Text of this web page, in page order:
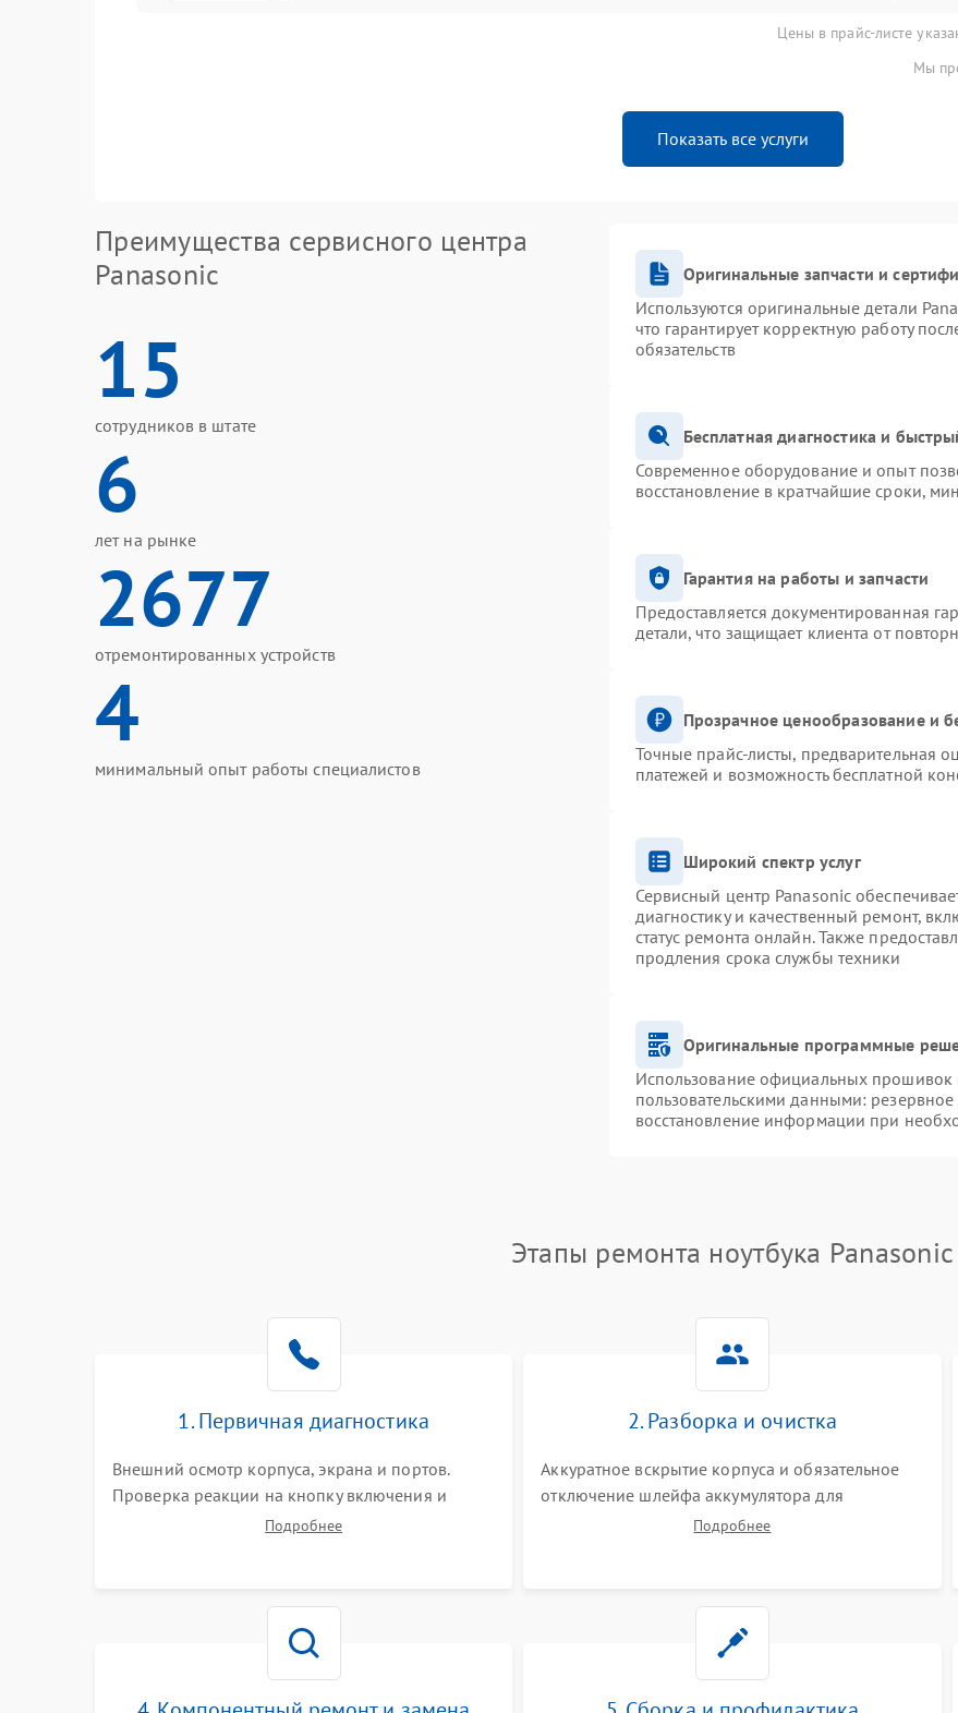
Цены в прайс-листе
Мы
Показать все услуги
Преимущества сервисного центра
Panasonic
15
сотрудников в штате
6
лет на рынке
2677
отремонтированных устройств
4
минимальный опыт работы специалистов
Оригинальные запчасти и
Используются оригинальные детали
что гарантирует корректную работу
обязательств
Бесплатная диагностика и
Современное оборудование и опыт
восстановление в кратчайшие сроки,
Гарантия на работы и запчасти
Предоставляется документированная
детали, что защищает клиента от
Прозрачное ценообразование и
Точные прайс-листы, предварительная
платежей и возможность бесплатной
Широкий спектр услуг
Сервисный центр Panasonic
диагностику и качественный ремонт,
статус ремонта онлайн. Также
продления срока службы техники
Оригинальные программные
Использование официальных прошивок
пользовательскими данными:
восстановление информации при
Этапы ремонта ноутбука Panasonic
1. Первичная диагностика
Внешний осмотр корпуса, экрана и портов.
Проверка реакции на кнопку включения и
подключение зарядного устройства. Оценка
Подробнее
2. Разборка и очистка
Аккуратное вскрытие корпуса и обязательное
отключение шлейфа аккумулятора для
обесточивания платы. Демонтаж системы
Подробнее